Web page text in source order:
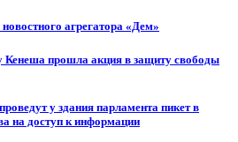
агрегатора «Дем»
прошла акция в защиту свободы
у здания парламента пикет в
на доступ к информации